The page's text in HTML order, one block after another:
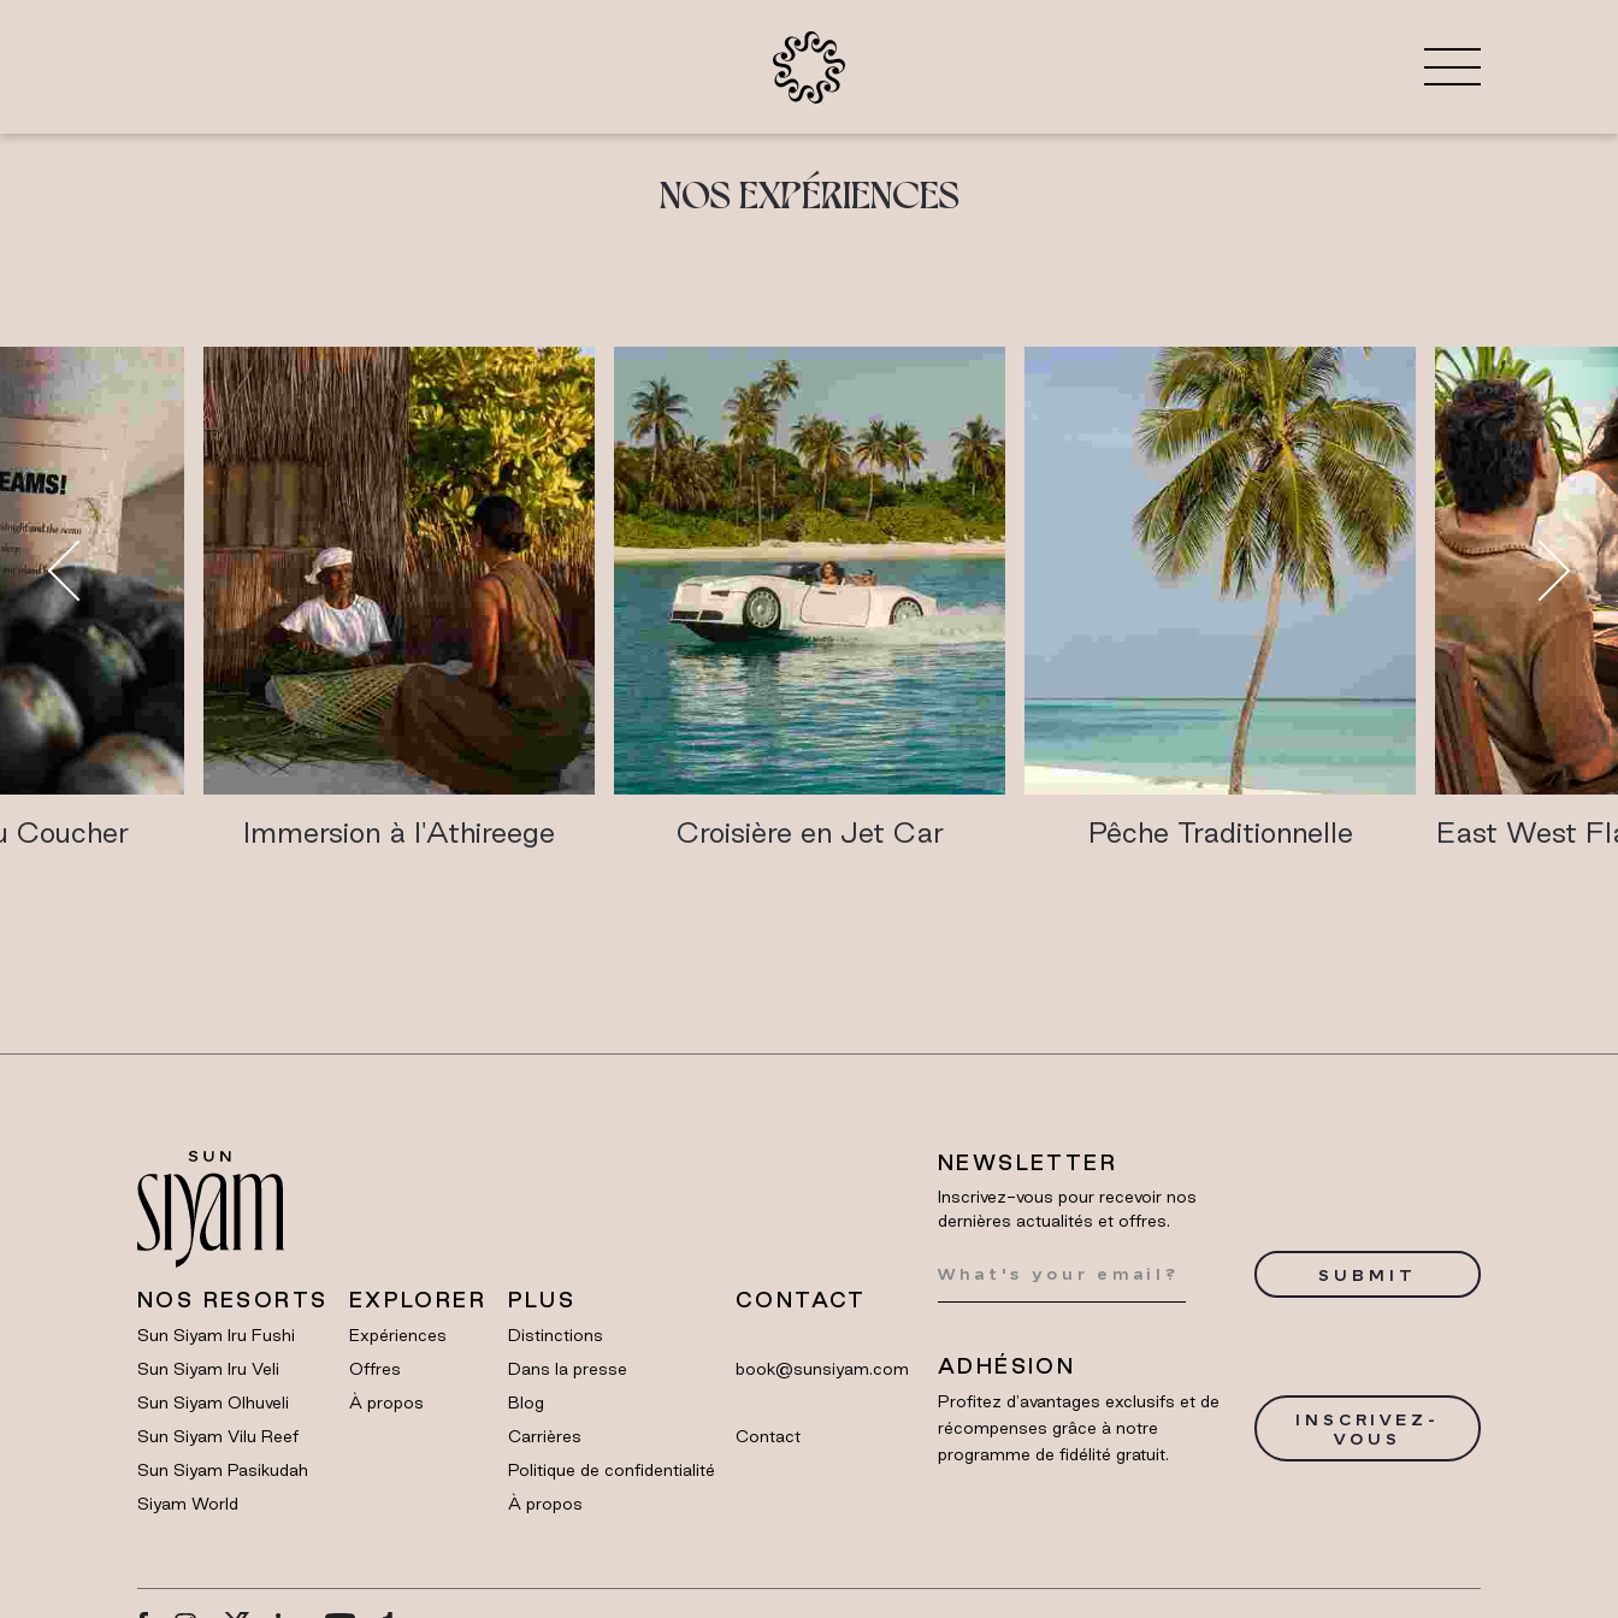
NOS EXPÉRIENCES
Coucher Immersion à l'Athireege Croisière en Jet Car Pêche Traditionnelle East West
NOS RESORTS
Sun Siyam Iru Fushi
Sun Siyam Iru Veli
Sun Siyam Olhuveli
Sun Siyam Vilu Reef
Sun Siyam Pasikudah
Siyam World
EXPLORER
Expériences
Offres
À propos
PLUS
Distinctions
Dans la presse
Blog
Carrières
Politique de confidentialité
À propos
CONTACT
book@sunsiyam.com
Contact
NEWSLETTER
Inscrivez-vous pour recevoir nos
dernières actualités et offres.
SUBMIT
ADHÉSION
Profitez d'avantages exclusifs et de
récompenses grâce à notre
programme de fidélité gratuit.
INSCRIVEZ-
VOUS